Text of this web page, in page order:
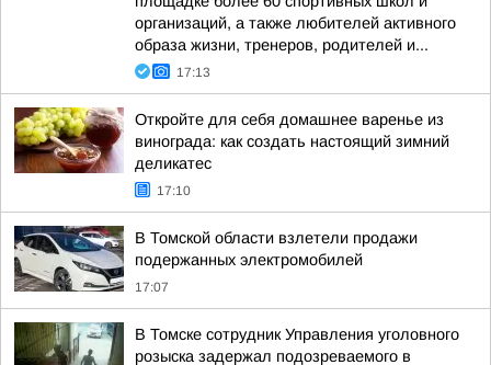
организаций, а также любителей активного
образа жизни, тренеров, родителей и...
17:13
Откройте для себя домашнее варенье из
винограда: как создать настоящий зимний
деликатес
17:10
В Томской области взлетели продажи
подержанных электромобилей
17:07
В Томске сотрудник Управления уголовного
розыска задержал подозреваемого в